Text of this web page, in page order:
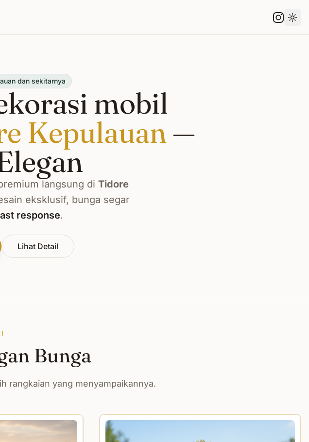
dan sekitarnya
mobil
Kepulauan—
langsung di Tidore
eksklusif, bunga segar
response.
Lihat Detail
Bunga
rangkaian yang menyampaikannya.